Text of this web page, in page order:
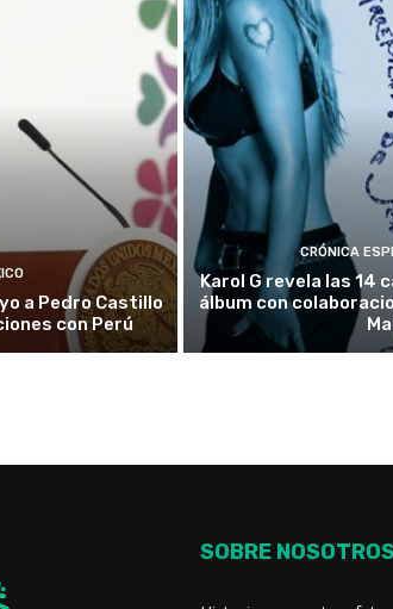
a Pedro Castillo
con Perú
CRÓNICA
Karol G revela las 14
álbum con
SOBRE NOSOTROS